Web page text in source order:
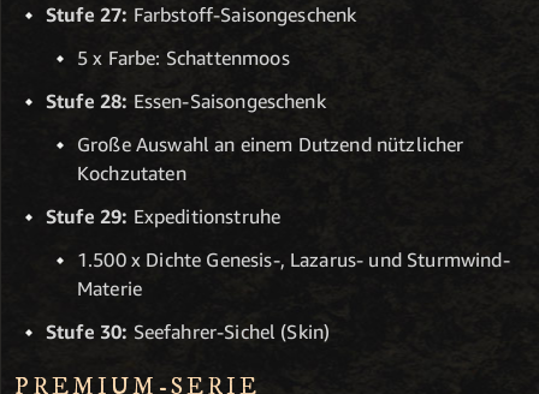
Stufe 27: Farbstoff-Saisongeschenk
5 x Farbe: Schattenmoos
Stufe 28: Essen-Saisongeschenk
Große Auswahl an einem Dutzend nützlicher
Kochzutaten
Stufe 29: Expeditionstruhe
1.500 x Dichte Genesis-, Lazarus- und Sturmwind-
Materie
Stufe 30: Seefahrer-Sichel (Skin)
PREMIUM-SERIE